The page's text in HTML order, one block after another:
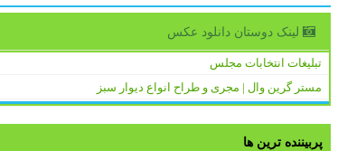
لینک دوستان دانلود عكس
تبلیغات انتخابات مجلس
مستر گرین وال | مجری و طراح انواع دیوار سبز
پربیننده ترین ها